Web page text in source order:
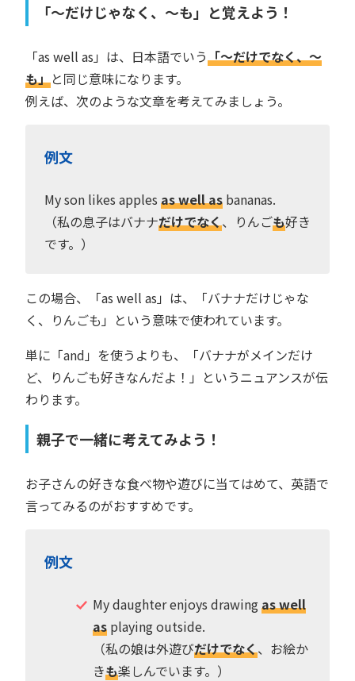
「〜だけじゃなく、〜も」と覚えよう！
「as well as」は、日本語でいう「〜だけでなく、〜
も」と同じ意味になります。
例えば、次のような文章を考えてみましょう。
例文
My son likes apples as well as bananas.
（私の息子はバナナだけでなく、りんごも好き
です。）
この場合、「as well as」は、「バナナだけじゃな
く、りんごも」という意味で使われています。
単に「and」を使うよりも、「バナナがメインだけ
ど、りんごも好きなんだよ！」というニュアンスが伝
わります。
親子で一緒に考えてみよう！
お子さんの好きな食べ物や遊びに当てはめて、英語で
言ってみるのがおすすめです。
例文
My daughter enjoys drawingas well
asplaying outside.
（私の娘は外遊びだけでなく、お絵か
きも楽しんでいます。）